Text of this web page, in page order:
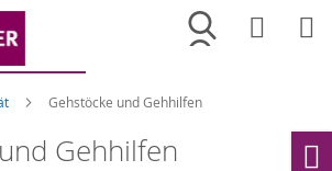
Merkliste
Gehstöcke und Gehhilfen
Gehhilfen